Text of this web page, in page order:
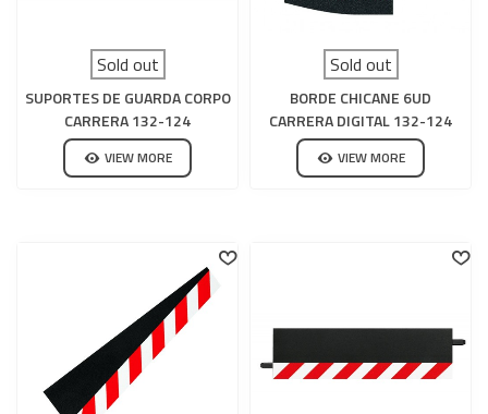
Sold out
SUPORTES DE GUARDA CORPO
CARRERA 132-124
VIEW MORE
Sold out
BORDE CHICANE 6UD
CARRERA DIGITAL 132-124
VIEW MORE